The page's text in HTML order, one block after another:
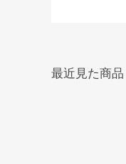
最近見た商品